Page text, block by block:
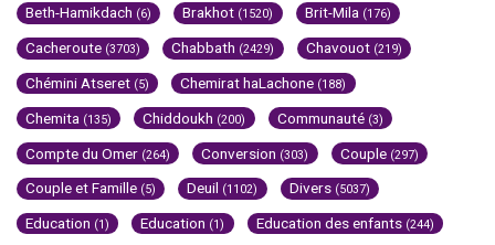
Beth-Hamikdach (6) Brakhot (1520) Brit-Mila (176)
Cacheroute (3703) Chabbath (2429) Chavouot (219)
Chémini Atseret (5) Chemirat haLachone (188)
Chemita (135) Chiddoukh (200) Communauté (3)
Compte du Omer (264) Conversion (303) Couple (297)
Couple et Famille (5) Deuil (1102) Divers (5037)
Education (1) Education (1) Education des enfants (244)